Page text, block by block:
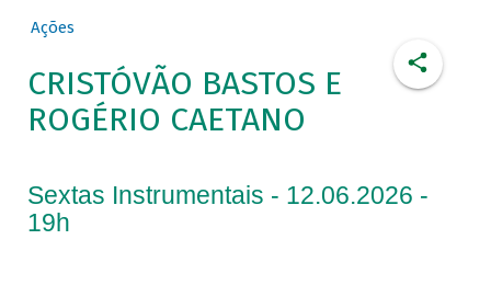
Ações
CRISTÓVÃO BASTOS E
ROGÉRIO CAETANO
Sextas Instrumentais - 12.06.2026 -
19h